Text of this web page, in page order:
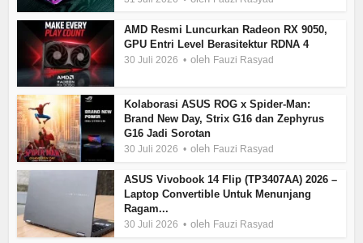
AMD Resmi Luncurkan Radeon RX 9050,
GPU Entri Level Berasitektur RDNA 4
30 Juli 2026 oleh Fauzi Rasyad
Kolaborasi ASUS ROG x Spider-Man:
Brand New Day, Strix G16 dan Zephyrus
G16 Jadi Sorotan
30 Juli 2026 oleh Fauzi Rasyad
ASUS Vivobook 14 Flip (TP3407AA) 2026 –
Laptop Convertible Untuk Menunjang
Ragam...
30 Juli 2026 oleh Fauzi Rasyad